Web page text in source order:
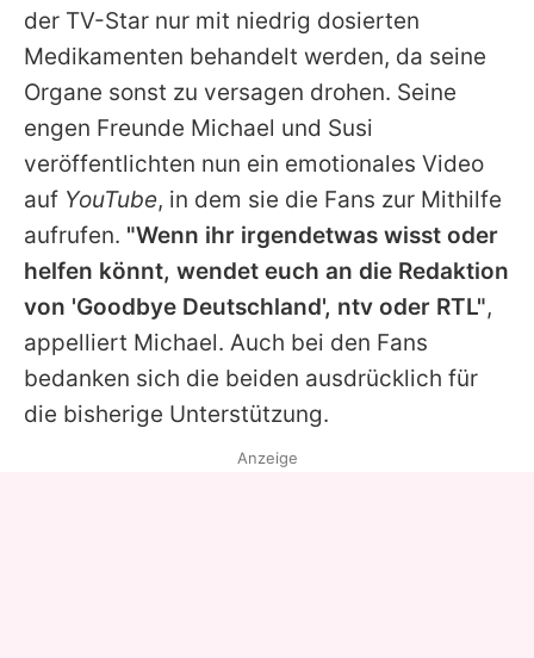
Redaktionelle Richtlinien
Impressum
Datenschutzerklärung
Utiq verwalten
der TV-Star nur mit niedrig dosierten
Medikamenten behandelt werden, da seine
Organe sonst zu versagen drohen. Seine
engen Freunde Michael und Susi
veröffentlichten nun ein emotionales Video
auf YouTube, in dem sie die Fans zur Mithilfe
aufrufen. "Wenn ihr irgendetwas wisst oder
helfen könnt, wendet euch an die Redaktion
von 'Goodbye Deutschland', ntv oder RTL",
appelliert Michael. Auch bei den Fans
bedanken sich die beiden ausdrücklich für
die bisherige Unterstützung.
Anzeige